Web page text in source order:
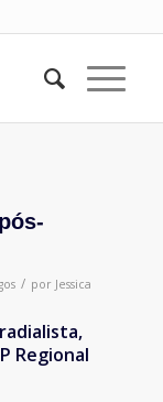
/ por Jessica
Regional